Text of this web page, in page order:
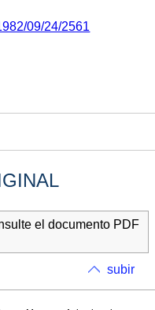
09/24/2561
el documento PDF
subir